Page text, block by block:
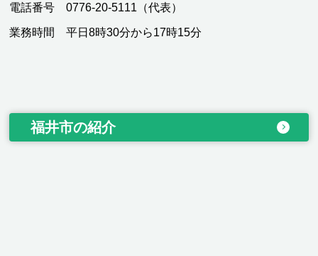
電話番号 0776-20-5111（代表）
業務時間 平日8時30分から17時15分
福井市の紹介